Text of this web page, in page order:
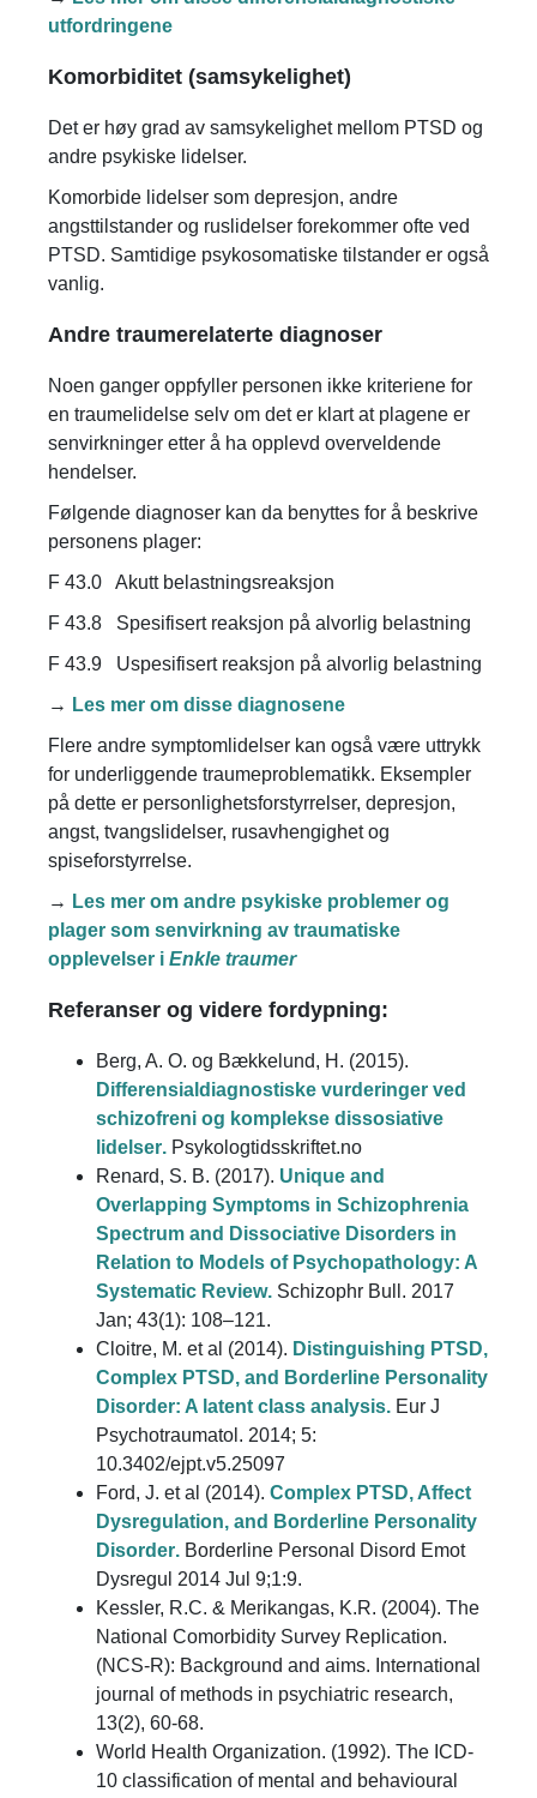
utfordringene
Komorbiditet (samsykelighet)
Det er høy grad av samsykelighet mellom PTSD og
andre psykiske lidelser.
Komorbide lidelser som depresjon, andre
angsttilstander og ruslidelser forekommer ofte ved
PTSD. Samtidige psykosomatiske tilstander er også
vanlig.
Andre traumerelaterte diagnoser
Noen ganger oppfyller personen ikke kriteriene for
en traumelidelse selv om det er klart at plagene er
senvirkninger etter å ha opplevd overveldende
hendelser.
Følgende diagnoser kan da benyttes for å beskrive
personens plager:
F 43.0 Akutt belastningsreaksjon
F 43.8 Spesifisert reaksjon på alvorlig belastning
F 43.9 Uspesifisert reaksjon på alvorlig belastning
→ Les mer om disse diagnosene
Flere andre symptomlidelser kan også være uttrykk
for underliggende traumeproblematikk. Eksempler
på dette er personlighetsforstyrrelser, depresjon,
angst, tvangslidelser, rusavhengighet og
spiseforstyrrelse.
→ Les mer om andre psykiske problemer og
plager som senvirkning av traumatiske
opplevelser i Enkle traumer
Referanser og videre fordypning:
Berg, A. O. og Bækkelund, H. (2015).
Differensialdiagnostiske vurderinger ved
schizofreni og komplekse dissosiative
lidelser. Psykologtidsskriftet.no
Renard, S. B. (2017). Unique and
Overlapping Symptoms in Schizophrenia
Spectrum and Dissociative Disorders in
Relation to Models of Psychopathology: A
Systematic Review. Schizophr Bull. 2017
Jan; 43(1): 108–121.
Cloitre, M. et al (2014). Distinguishing PTSD,
Complex PTSD, and Borderline Personality
Disorder: A latent class analysis. Eur J
Psychotraumatol. 2014; 5:
10.3402/ejpt.v5.25097
Ford, J. et al (2014). Complex PTSD, Affect
Dysregulation, and Borderline Personality
Disorder. Borderline Personal Disord Emot
Dysregul 2014 Jul 9;1:9.
Kessler, R.C. & Merikangas, K.R. (2004). The
National Comorbidity Survey Replication.
(NCS-R): Background and aims. International
journal of methods in psychiatric research,
13(2), 60-68.
World Health Organization. (1992). The ICD-
10 classification of mental and behavioural